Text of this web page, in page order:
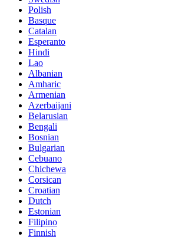
Polish
Basque
Catalan
Esperanto
Hindi
Lao
Albanian
Amharic
Armenian
Azerbaijani
Belarusian
Bengali
Bosnian
Bulgarian
Cebuano
Chichewa
Corsican
Croatian
Dutch
Estonian
Filipino
Finnish